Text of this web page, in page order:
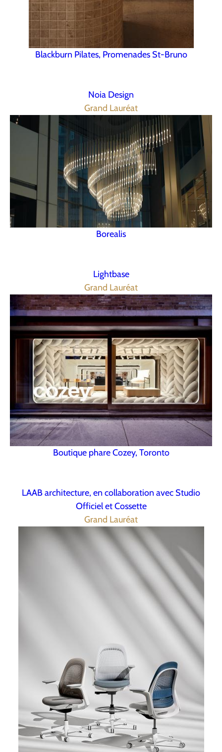
Blackburn Pilates, Promenades St-Bruno
Noia Design
Grand Lauréat
Borealis
Lightbase
Grand Lauréat
Boutique phare Cozey, Toronto
LAAB architecture, en collaboration avec Studio
Officiel et Cossette
Grand Lauréat